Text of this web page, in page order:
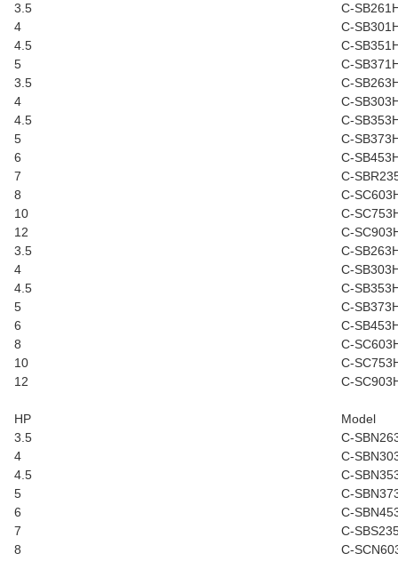
3.5
C-
4
C-
4.5
C-
5
C-
3.5
C-
4
C-
4.5
C-
5
C-
6
C-
7
C-
8
C-
10
C-
12
C-
3.5
C-
4
C-
4.5
C-
5
C-
6
C-
8
C-
10
C-
12
C-
HP
Model
3.5
C-
4
C-
4.5
C-
5
C-
6
C-
7
C-
8
C-